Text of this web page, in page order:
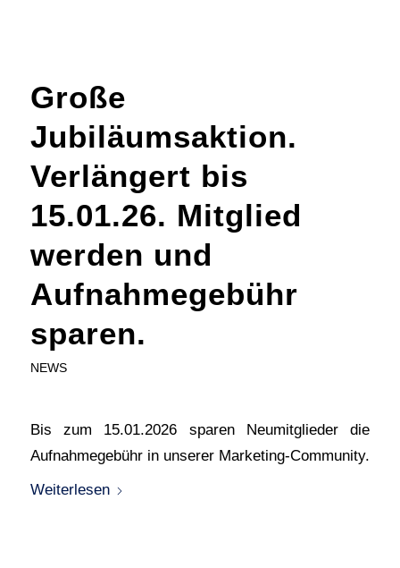
Große
Jubiläumsaktion.
Verlängert bis
15.01.26. Mitglied
werden und
Aufnahmegebühr
sparen.
NEWS
Bis zum 15.01.2026 sparen Neumitglieder die
Aufnahmegebühr in unserer Marketing-Community.
Weiterlesen